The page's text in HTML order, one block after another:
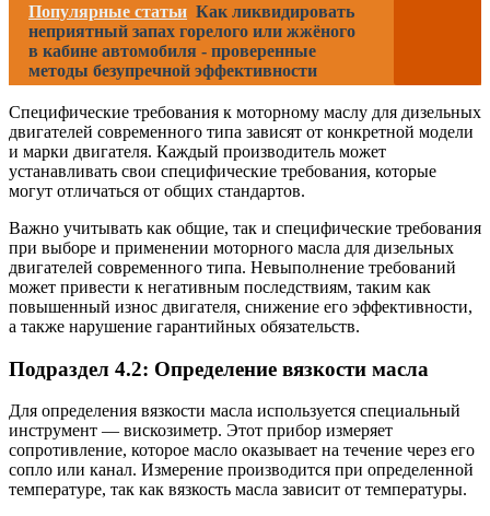
Популярные статьи Как ликвидировать
неприятный запах горелого или жжёного
в кабине автомобиля - проверенные
методы безупречной эффективности
Специфические требования к моторному маслу для дизельных
двигателей современного типа зависят от конкретной модели
и марки двигателя. Каждый производитель может
устанавливать свои специфические требования, которые
могут отличаться от общих стандартов.
Важно учитывать как общие, так и специфические требования
при выборе и применении моторного масла для дизельных
двигателей современного типа. Невыполнение требований
может привести к негативным последствиям, таким как
повышенный износ двигателя, снижение его эффективности,
а также нарушение гарантийных обязательств.
Подраздел 4.2: Определение вязкости масла
Для определения вязкости масла используется специальный
инструмент — вискозиметр. Этот прибор измеряет
сопротивление, которое масло оказывает на течение через его
сопло или канал. Измерение производится при определенной
температуре, так как вязкость масла зависит от температуры.